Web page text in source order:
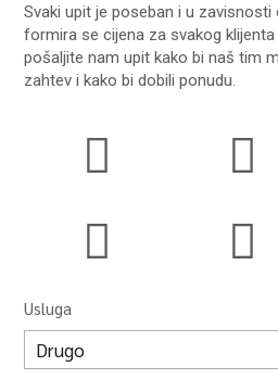
Svaki upit je poseban i u
formira se cijena za svakog
pošaljite nam upit kako bi naš tim
zahtev i kako bi dobili ponudu.
Usluga